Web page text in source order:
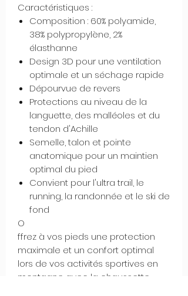
Caractéristiques :
Composition : 60% polyamide,
38% polypropylène, 2%
élasthanne
Design 3D pour une ventilation
optimale et un séchage rapide
Dépourvue de revers
Protections au niveau de la
languette, des malléoles et du
tendon d'Achille
Semelle, talon et pointe
anatomique pour un maintien
optimal du pied
Convient pour l'ultra trail, le
running, la randonnée et le ski de
fond
O
ffrez à vos pieds une protection
maximale et un confort optimal
lors de vos activités sportives en
montagne avec la chaussette